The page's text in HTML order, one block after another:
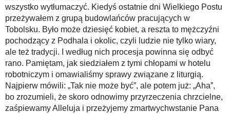
wszystko wytłumaczyć. Kiedyś ostatnie dni Wielkiego Postu
przeżywałem z grupą budowlańców pracujących w
Tobolsku. Było może dziesięć kobiet, a reszta to mężczyźni
pochodzący z Podhala i okolic, czyli ludzie nie tylko wiary,
ale też tradycji. I według nich procesja powinna się odbyć
rano. Pamiętam, jak siedziałem z tymi chłopami w hotelu
robotniczym i omawialiśmy sprawy związane z liturgią.
Najpierw mówili: „Tak nie może być”, ale potem już: „Aha”,
bo zrozumieli, że skoro odnowimy przyrzeczenia chrzcielne,
zaśpiewamy Alleluja i przeżyjemy zmartwychwstanie Pana